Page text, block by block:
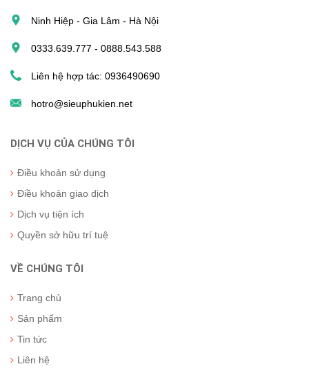
Ninh Hiệp - Gia Lâm - Hà Nội
0333.639.777 - 0888.543.588
Liên hệ hợp tác: 0936490690
hotro@sieuphukien.net
DỊCH VỤ CỦA CHÚNG TÔI
Điều khoản sử dụng
Điều khoản giao dịch
Dịch vụ tiện ích
Quyền sở hữu trí tuệ
VỀ CHÚNG TÔI
Trang chủ
Sản phẩm
Tin tức
Liên hệ